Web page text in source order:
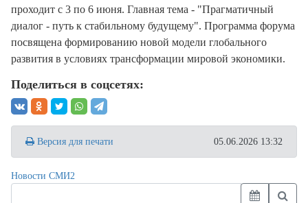
проходит с 3 по 6 июня. Главная тема - "Прагматичный
диалог - путь к стабильному будущему". Программа форума
посвящена формированию новой модели глобального
развития в условиях трансформации мировой экономики.
Поделиться в соцсетях:
Версия для печати 05.06.2026 13:32
Новости СМИ2